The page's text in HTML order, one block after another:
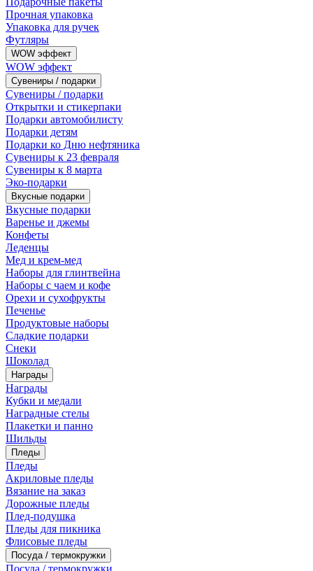
Прочная упаковка
Упаковка для ручек
Футляры
WOW эффект
WOW эффект
Сувениры / подарки
Сувениры / подарки
Открытки и стикерпаки
Подарки автомобилисту
Подарки детям
Подарки ко Дню нефтяника
Сувениры к 23 февраля
Сувениры к 8 марта
Эко-подарки
Вкусные подарки
Вкусные подарки
Варенье и джемы
Конфеты
Леденцы
Мед и крем-мед
Наборы для глинтвейна
Наборы с чаем и кофе
Орехи и сухофрукты
Печенье
Продуктовые наборы
Сладкие подарки
Снеки
Шоколад
Награды
Награды
Кубки и медали
Наградные стелы
Плакетки и панно
Шильды
Пледы
Пледы
Акриловые пледы
Вязание на заказ
Дорожные пледы
Плед-подушка
Пледы для пикника
Флисовые пледы
Посуда / термокружки
Посуда / термокружки